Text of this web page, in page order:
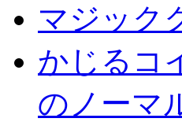
マジック
かじるコ
のノーマ